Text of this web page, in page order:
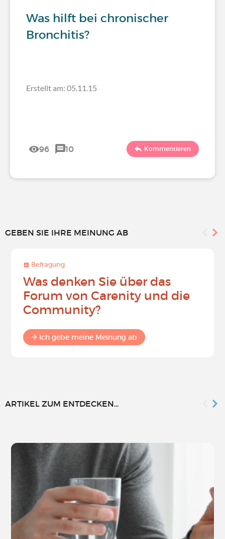
Was hilft bei chronischer
Bronchitis?
Erstellt am: 05.11.15
96 10 Kommentieren
GEBEN SIE IHRE MEINUNG AB
Befragung
Was denken Sie über das
Forum von Carenity und die
Community?
Ich gebe meine Meinung ab
ARTIKEL ZUM ENTDECKEN...